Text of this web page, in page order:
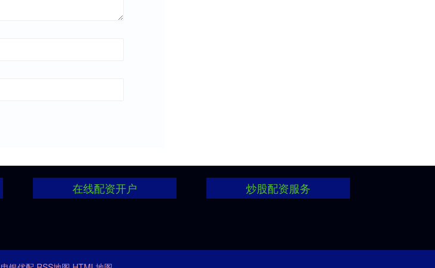
在线配资开户 炒股配资服务